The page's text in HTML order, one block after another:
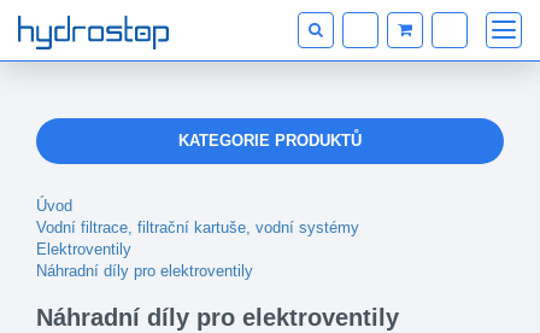
KATEGORIE PRODUKTŮ
Úvod
Vodní filtrace, filtrační kartuše, vodní systémy
Elektroventily
Náhradní díly pro elektroventily
Náhradní díly pro elektroventily